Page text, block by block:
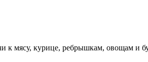
к мясу, курице, ребрышкам, овощам и